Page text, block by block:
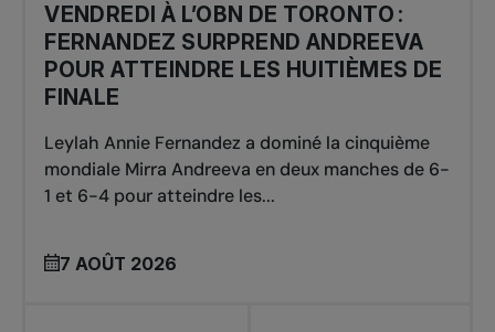
VENDREDI À L’OBN DE TORONTO :
FERNANDEZ SURPREND ANDREEVA
POUR ATTEINDRE LES HUITIÈMES DE
FINALE
Leylah Annie Fernandez a dominé la cinquième
mondiale Mirra Andreeva en deux manches de 6-
1 et 6-4 pour atteindre les...
7 AOÛT 2026